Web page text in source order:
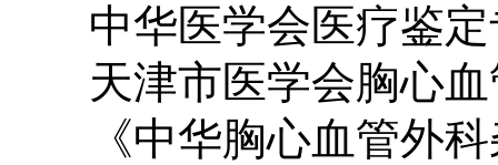
中华医学会医疗鉴定
天津市医学会胸心血
《中华胸心血管外科